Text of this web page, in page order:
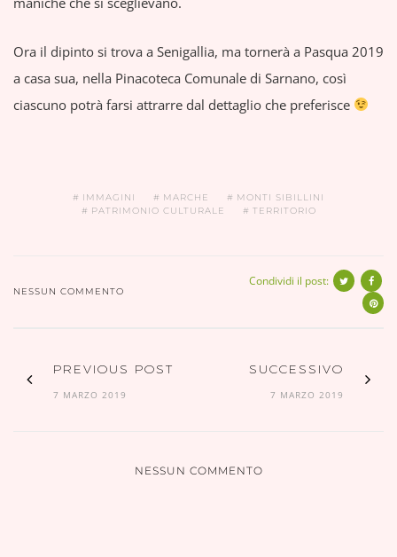
Ora il dipinto si trova a Senigallia, ma tornerà a Pasqua 2019
a casa sua, nella Pinacoteca Comunale di Sarnano, così
ciascuno potrà farsi attrarre dal dettaglio che preferisce
IMMAGINI MARCHE
MONTI SIBILLINI
PATRIMONIO CULTURALE
TERRITORIO
NESSUN COMMENTO
Condividi il post:
PREVIOUS POST
7 MARZO 2019
SUCCESSIVO
7 MARZO 2019
NESSUN COMMENTO